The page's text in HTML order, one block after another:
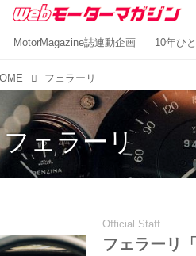
MotorMagazine誌連動企画 10年ひ
フェラーリ
フェラーリ
Official Staff
フェラーリ